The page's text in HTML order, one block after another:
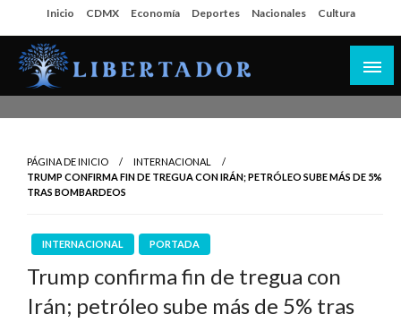
al
contenido
Inicio CDMX Economía Deportes Nacionales Cultura
PÁGINA DE INICIO
INTERNACIONAL
TRUMP CONFIRMA FIN DE TREGUA CON IRÁN; PETRÓLEO SUBE MÁS DE 5%
TRAS BOMBARDEOS
INTERNACIONAL PORTADA
Trump confirma fin de tregua con
Irán; petróleo sube más de 5% tras